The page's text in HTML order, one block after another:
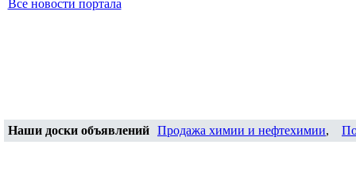
Все новости портала
Наши доски объявлений Продажа химии и нефтехимии,